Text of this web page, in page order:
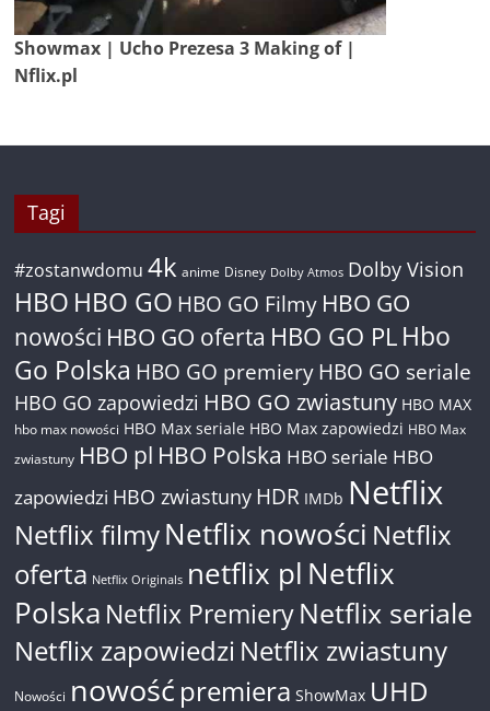
Showmax | Ucho Prezesa 3 Making of |
Nflix.pl
Tagi
#zostanwdomu 4k anime Disney Dolby Atmos Dolby Vision
HBO HBO GO HBO GO Filmy HBO GO
nowości HBO GO oferta HBO GO PL Hbo
Go Polska HBO GO premiery HBO GO seriale
HBO GO zapowiedzi HBO GO zwiastuny HBO MAX
hbo max nowości HBO Max seriale HBO Max zapowiedzi HBO Max
zwiastuny HBO pl HBO Polska HBO seriale HBO
zapowiedzi HBO zwiastuny HDR IMDb Netflix
Netflix filmyNetflix nowości Netflix
oferta Netflix Originals netflix pl Netflix
Polska Netflix PremieryNetflix seriale
Netflix zapowiedzi Netflix zwiastuny
Nowości nowość premiera ShowMax UHD